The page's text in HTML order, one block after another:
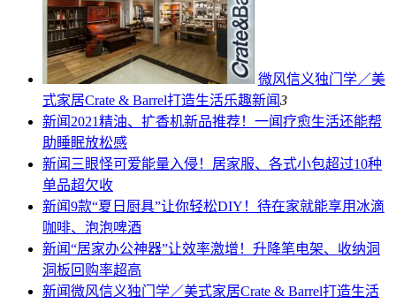
微风信义独门学／美
式家居Crate & Barrel打造生活乐趣新闻3
新闻 2021精油、扩香机新品推荐！一闻疗愈生活还能帮
助睡眠放松感
新闻 三眼怪可爱能量入侵！居家服、各式小包超过10种
单品超欠收
新闻9款“夏日厨具”让你轻松DIY！待在家就能享用冰滴
咖啡、泡泡啤酒
新闻“居家办公神器”让效率激增！升降笔电架、收纳洞
洞板回购率超高
新闻微风信义独门学／美式家居Crate & Barrel打造生活